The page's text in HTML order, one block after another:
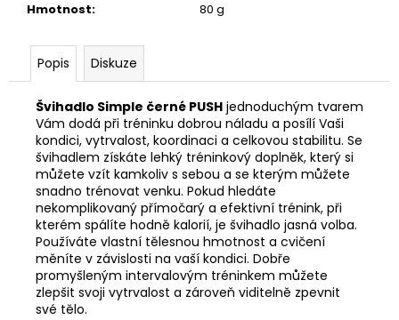
Hmotnost: 80 g
Popis Diskuze
Švihadlo Simple černé PUSH jednoduchým tvarem
Vám dodá při tréninku dobrou náladu a posílí Vaši
kondici, vytrvalost, koordinaci a celkovou stabilitu. Se
švihadlem získáte lehký tréninkový doplněk, který si
můžete vzít kamkoliv s sebou a se kterým můžete
snadno trénovat venku. Pokud hledáte
nekomplikovaný přímočarý a efektivní trénink, při
kterém spálíte hodně kalorií, je švihadlo jasná volba.
Používáte vlastní tělesnou hmotnost a cvičení
měníte v závislosti na vaší kondici. Dobře
promyšleným intervalovým tréninkem můžete
zlepšit svoji vytrvalost a zároveň viditelně zpevnit
své tělo.